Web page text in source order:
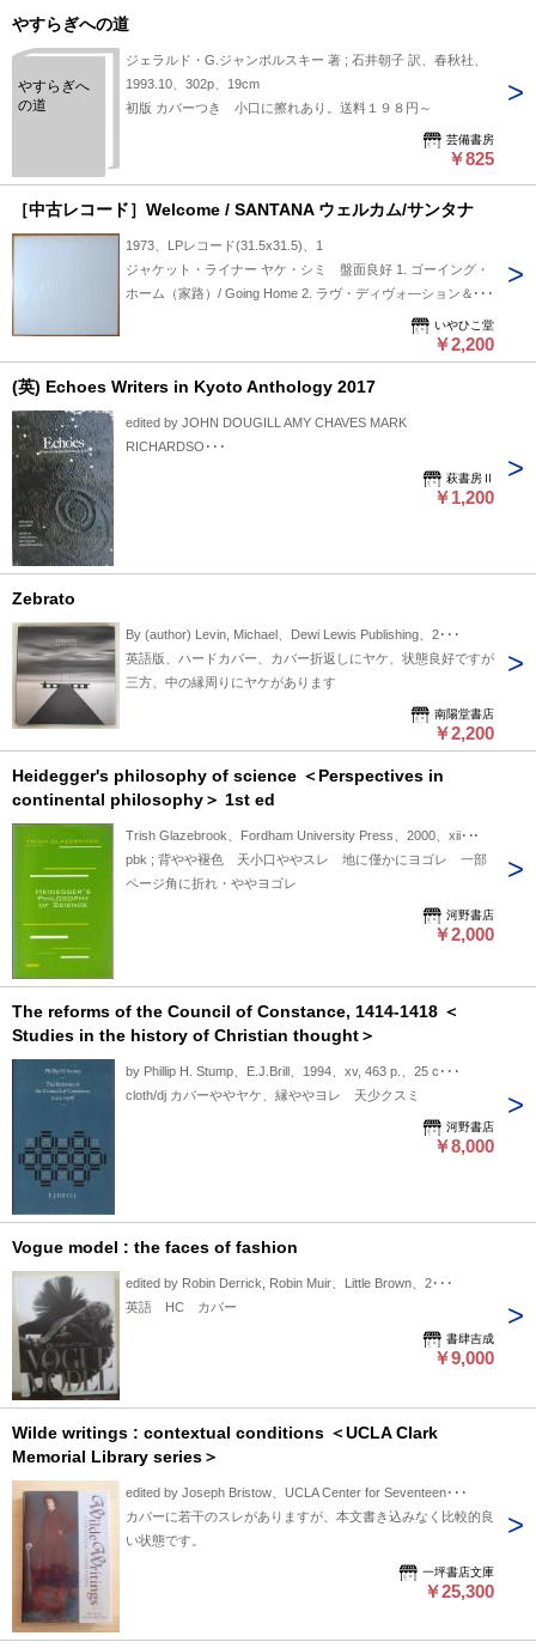
やすらぎへの道
やすらぎへ
の道
ジェラルド・G.ジャンポルスキー 著 ; 石井朝子 訳、春秋社、
1993.10、302p、19cm
初版 カバーつき 小口に擦れあり。送料１９８円～
芸備書房
￥825
［中古レコード］Welcome / SANTANA ウェルカム/サンタナ
1973、LPレコード(31.5x31.5)、1
ジャケット・ライナー ヤケ・シミ 盤面良好 1. ゴーイング・
ホーム（家路）/ Going Home 2. ラヴ・ディヴォ―ション＆サ
レンダー/ Love, Devotion & Surrender 3. ソウサリートのサン
バ / Samba De Sausalito 4. 君の瞳 / When I Look Into Your
Eyes 5. 輝ける光 / Yours is the Light 6. 母なるアフリカ /
Mother Africa 7. 聖なる光 / Light of Life 8. フレーム・スカイ /
いやひこ堂
￥2,200
(英) Echoes Writers in Kyoto Anthology 2017
edited by JOHN DOUGILL AMY CHAVES MARK
RICHARDSO･･･
萩書房Ⅱ
￥1,200
Zebrato
By (author) Levin, Michael、Dewi Lewis Publishing、2･･･
英語版、ハードカバー、カバー折返しにヤケ、状態良好ですが
三方、中の縁周りにヤケがあります
南陽堂書店
￥2,200
Heidegger's philosophy of science ＜Perspectives in
continental philosophy＞ 1st ed
Trish Glazebrook、Fordham University Press、2000、xii･･･
pbk ; 背やや褪色 天小口ややスレ 地に僅かにヨゴレ 一部
ページ角に折れ・ややヨゴレ
河野書店
￥2,000
The reforms of the Council of Constance, 1414-1418 ＜
Studies in the history of Christian thought＞
by Phillip H. Stump、E.J.Brill、1994、xv, 463 p.、25 c･･･
cloth/dj カバーややヤケ、縁ややヨレ 天少クスミ
河野書店
￥8,000
Vogue model : the faces of fashion
edited by Robin Derrick, Robin Muir、Little Brown、2･･･
英語 HC カバー
書肆吉成
￥9,000
Wilde writings : contextual conditions ＜UCLA Clark
Memorial Library series＞
edited by Joseph Bristow、UCLA Center for Seventeen･･･
カバーに若干のスレがありますが、本文書き込みなく比較的良
い状態です。
一坪書店文庫
￥25,300